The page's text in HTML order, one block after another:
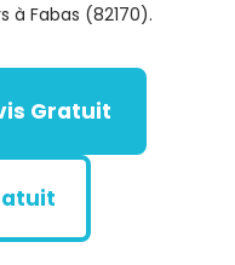
à Fabas (82170).
Gratuit